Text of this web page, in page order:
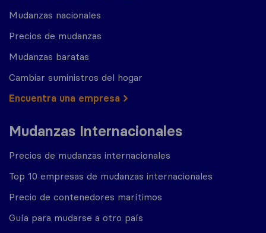
Mudanzas nacionales
Precios de mudanzas
Mudanzas baratas
Cambiar suministros del hogar
Encuentra una empresa
Mudanzas Internacionales
Precios de mudanzas internacionales
Top 10 empresas de mudanzas internacionales
Precio de contenedores marítimos
Guía para mudarse a otro país